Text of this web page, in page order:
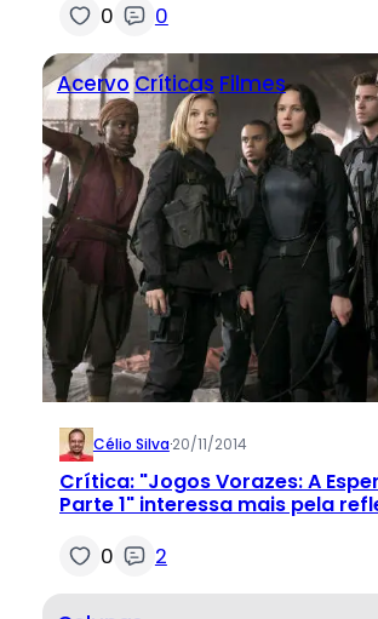
0 0
Acervo Críticas Filmes
Célio Silva·20/11/2014
Crítica: "Jogos Vorazes: A
Parte 1" interessa mais pela
0 2